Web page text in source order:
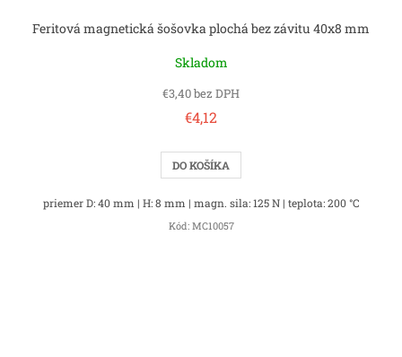
Feritová magnetická šošovka plochá bez závitu 40x8 mm
Skladom
€3,40 bez DPH
€4,12
DO KOŠÍKA
priemer D: 40 mm | H: 8 mm | magn. sila: 125 N | teplota: 200 °C
Kód: MC10057